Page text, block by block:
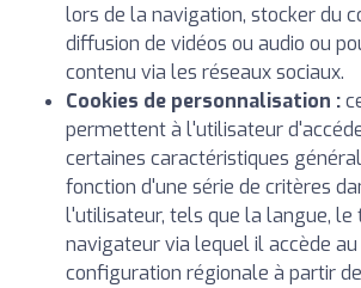
lors de la navigation, stocker du
diffusion de vidéos ou audio ou
contenu via les réseaux sociaux.
Cookies de personnalisation :
permettent à l'utilisateur
certaines caractéristiques
fonction d'une série de critères
l'utilisateur, tels que la langue, le
navigateur via lequel il accède au
configuration régionale à partir